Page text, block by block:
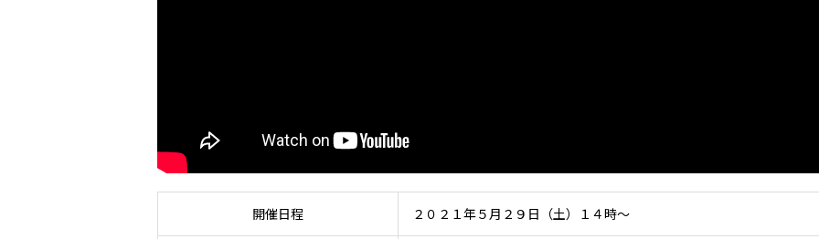
開催日程 ２０２１年５月２９日（土） １４時〜